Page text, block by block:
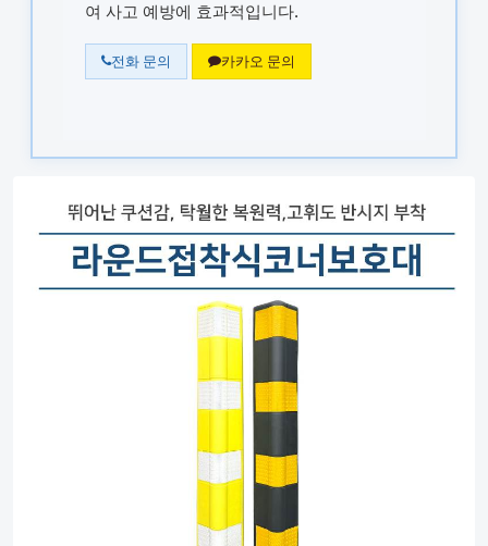
여 사고 예방에 효과적입니다.
전화 문의 카카오 문의